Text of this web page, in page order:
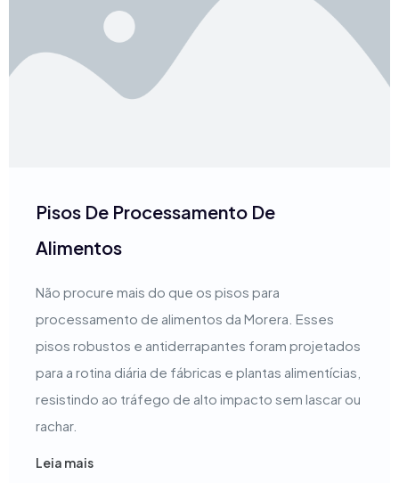
Pisos De Processamento De
Alimentos
Não procure mais do que os pisos para
processamento de alimentos da Morera. Esses
pisos robustos e antiderrapantes foram projetados
para a rotina diária de fábricas e plantas alimentícias,
resistindo ao tráfego de alto impacto sem lascar ou
rachar.
Leia mais